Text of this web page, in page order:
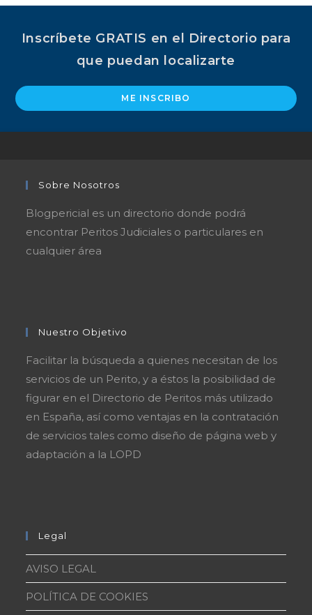
Inscríbete GRATIS en el Directorio para
que puedan localizarte
ME INSCRIBO
Sobre Nosotros
Blogpericial es un directorio donde podrá
encontrar Peritos Judiciales o particulares en
cualquier área
Nuestro Objetivo
Facilitar la búsqueda a quienes necesitan de los
servicios de un Perito, y a éstos la posibilidad de
figurar en el Directorio de Peritos más utilizado
en España, así como ventajas en la contratación
de servicios tales como diseño de página web y
adaptación a la LOPD
Legal
AVISO LEGAL
POLÍTICA DE COOKIES